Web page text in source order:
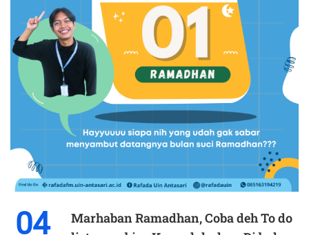
04
Marhaban Ramadhan, Coba deh To do